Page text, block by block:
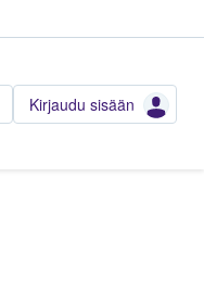
Kirjaudu sisään